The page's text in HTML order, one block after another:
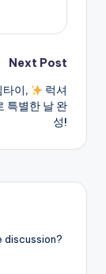
Next Post
타이,
럭셔
특별한 날 완
성!
discussion?